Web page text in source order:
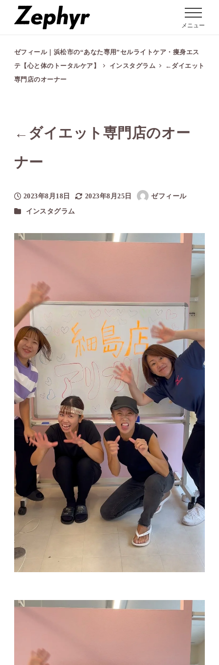
メニュー
ゼフィール｜浜松市の“あなた専用”セルライトケア・痩身エス
テ【心と体のトータルケア】
インスタグラム
←ダイエット
専門店のオーナー
←ダイエット専門店のオー
ナー
2023年8月18日
2023年8月25日
著
ゼフィール
カテゴリー
インスタグラム
動